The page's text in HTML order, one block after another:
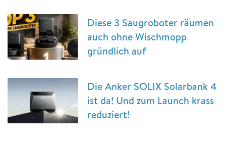
Diese 3 Saugroboter räumen
auch ohne Wischmopp
gründlich auf
Die Anker SOLIX Solarbank 4
ist da! Und zum Launch krass
reduziert!